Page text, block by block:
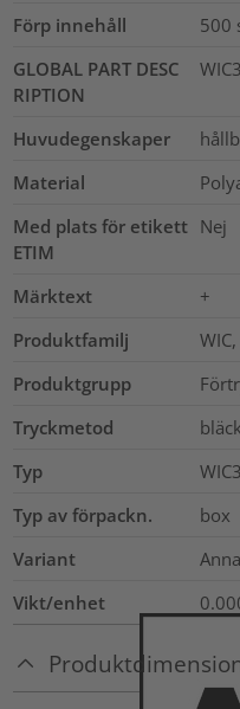
Förp innehåll
500
GLOBAL PART DESC
RIPTION
Huvudegenskaper
Material
Med plats för etikett
ETIM
Nej
Märktext
+
Produktfamilj
Produktgrupp
Tryckmetod
Typ
Typ av förpackn.
box
Variant
Vikt/enhet